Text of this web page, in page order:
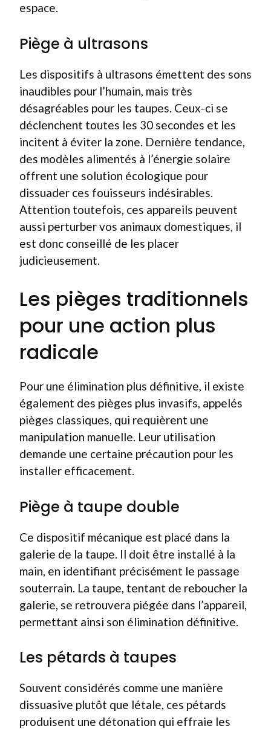
espace.
Piège à ultrasons
Les dispositifs à ultrasons émettent des sons
inaudibles pour l’humain, mais très
désagréables pour les taupes. Ceux-ci se
déclenchent toutes les 30 secondes et les
incitent à éviter la zone. Dernière tendance,
des modèles alimentés à l’énergie solaire
offrent une solution écologique pour
dissuader ces fouisseurs indésirables.
Attention toutefois, ces appareils peuvent
aussi perturber vos animaux domestiques, il
est donc conseillé de les placer
judicieusement.
Les pièges traditionnels
pour une action plus
radicale
Pour une élimination plus définitive, il existe
également des pièges plus invasifs, appelés
pièges classiques, qui requièrent une
manipulation manuelle. Leur utilisation
demande une certaine précaution pour les
installer efficacement.
Piège à taupe double
Ce dispositif mécanique est placé dans la
galerie de la taupe. Il doit être installé à la
main, en identifiant précisément le passage
souterrain. La taupe, tentant de reboucher la
galerie, se retrouvera piégée dans l’appareil,
permettant ainsi son élimination définitive.
Les pétards à taupes
Souvent considérés comme une manière
dissuasive plutôt que létale, ces pétards
produisent une détonation qui effraie les